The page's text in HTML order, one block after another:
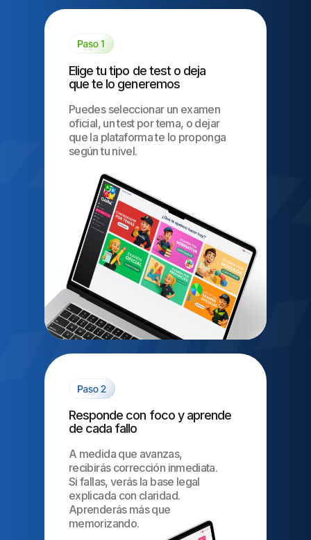
Elige tu tipo de test o deja
que te lo generemos
Puedes seleccionar un examen
oficial, un test por tema, o dejar
que la plataforma te lo proponga
según tu nivel.
Responde con foco y aprende
de cada fallo
A medida que avanzas,
recibirás corrección inmediata.
Si fallas, verás la base legal
explicada con claridad.
Aprenderás más que
memorizando.